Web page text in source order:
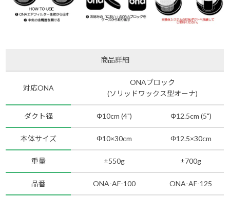
商品詳細
対応ONA
ONAブロック
(ソリッドワックス型オーナ)
ダクト径 Φ10cm (4") Φ12.5cm (5")
本体サイズ Φ10×30cm Φ12.5×30cm
重量 ±550g ±700g
品番 ONA-AF-100 ONA-AF-125